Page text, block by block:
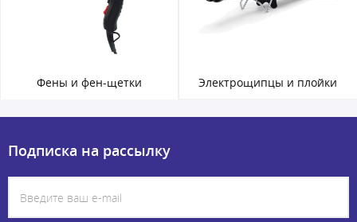
Фены и фен-щетки Электрощипцы и плойки
Подписка на рассылку